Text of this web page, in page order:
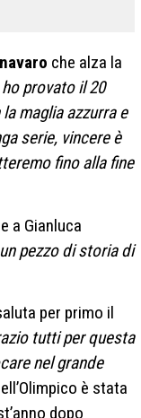
che alza la
ho provato il 20
maglia azzurra e
serie, vincere è
fino alla fine
a Gianluca
pezzo di storia di
per primo il
tutti per questa
nel grande
è stata
dopo